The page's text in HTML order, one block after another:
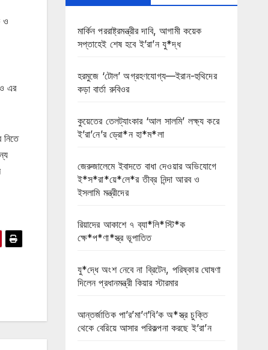
ও
এর
মার্কিন পররাষ্ট্রমন্ত্রীর দাবি, আগামী কয়েক
সপ্তাহেই শেষ হবে ই’রা’ন যু*দ্ধ
হরমুজে ‘টোল’ অগ্রহণযোগ্য—ইরান-হুথিদের
কড়া বার্তা রুবিওর
কুয়েতের তেলট্যাংকার ‘আল সালমি’ লক্ষ্য করে
ই’রা’নে’র ড্রো*ন হা*ম*লা
জেরুজালেমে ইবাদতে বাধা দেওয়ার অভিযোগে
ই*স*রা*য়ে*লে*র তীব্র নিন্দা আরব ও
ইসলামি মন্ত্রীদের
রিয়াদের আকাশে ৭ ব্যা*লি*স্টি*ক
ক্ষে*প*ণা*স্ত্র ভূপাতিত
যু*দ্ধে অংশ নেবে না ব্রিটেন, পরিষ্কার ঘোষণা
দিলেন প্রধানমন্ত্রী কিয়ার স্টারমার
আন্তর্জাতিক পা’র’মা’ণ’বি’ক অ*স্ত্র চুক্তি
থেকে বেরিয়ে আসার পরিকল্পনা করছে ই’রা’ন